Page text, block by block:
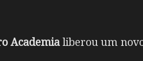
Academialiberou um